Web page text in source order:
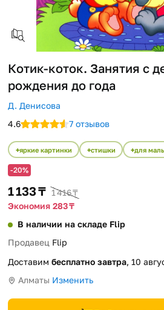
Котик-коток. Занятия с
рождения до года
Д. Денисова
4.6
7 отзывов
яркие картинки стишки для
-20%
1 133 ₸ 1 416 ₸
Экономия 283 ₸
В наличии на складе Flip
Продавец Flip
Доставим бесплатно завтра, 10
Алматы Изменить